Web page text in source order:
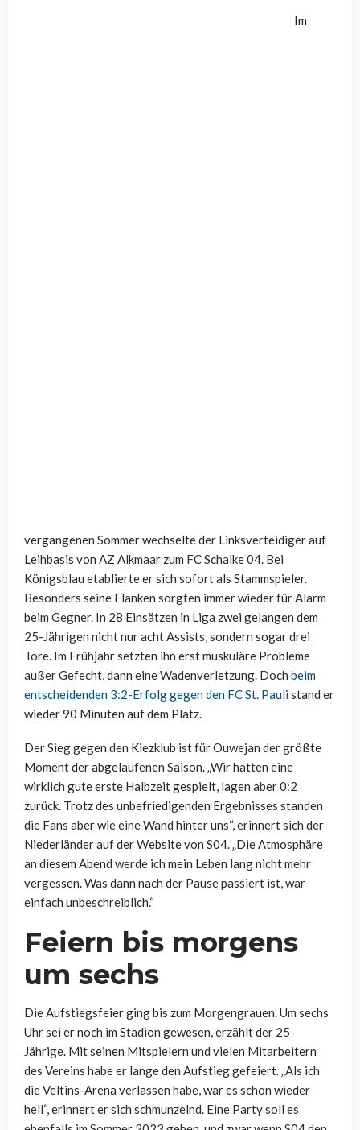
Im
vergangenen Sommer wechselte der Linksverteidiger auf
Leihbasis von AZ Alkmaar zum FC Schalke 04. Bei
Königsblau etablierte er sich sofort als Stammspieler.
Besonders seine Flanken sorgten immer wieder für Alarm
beim Gegner. In 28 Einsätzen in Liga zwei gelangen dem
25-Jährigen nicht nur acht Assists, sondern sogar drei
Tore. Im Frühjahr setzten ihn erst muskuläre Probleme
außer Gefecht, dann eine Wadenverletzung. Doch beim
entscheidenden 3:2-Erfolg gegen den FC St. Paulistand er
wieder 90 Minuten auf dem Platz.
Der Sieg gegen den Kiezklub ist für Ouwejan der größte
Moment der abgelaufenen Saison. „Wir hatten eine
wirklich gute erste Halbzeit gespielt, lagen aber 0:2
zurück. Trotz des unbefriedigenden Ergebnisses standen
die Fans aber wie eine Wand hinter uns“, erinnert sich der
Niederländer auf der Website von S04. „Die Atmosphäre
an diesem Abend werde ich mein Leben lang nicht mehr
vergessen. Was dann nach der Pause passiert ist, war
einfach unbeschreiblich.“
Feiern bis morgens
um sechs
Die Aufstiegsfeier ging bis zum Morgengrauen. Um sechs
Uhr sei er noch im Stadion gewesen, erzählt der 25-
Jährige. Mit seinen Mitspielern und vielen Mitarbeitern
des Vereins habe er lange den Aufstieg gefeiert. „Als ich
die Veltins-Arena verlassen habe, war es schon wieder
hell“, erinnert er sich schmunzelnd. Eine Party soll es